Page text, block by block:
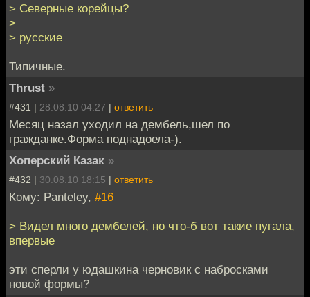
> Северные корейцы?
>
> русские
Типичные.
Thrust »
#431 | 28.08.10 04:27 | ответить
Месяц назал уходил на дембель,шел по
гражданке.Форма поднадоела-).
Хоперский Казак »
#432 | 30.08.10 18:15 | ответить
Кому: Panteley, #16
> Видел много дембелей, но что-б вот такие пугала,
впервые
эти сперли у юдашкина черновик с набросками
новой формы?